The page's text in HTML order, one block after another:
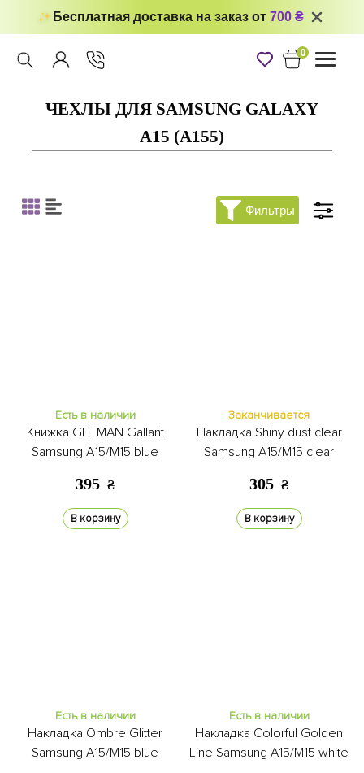
Бесплатная доставка на заказ от 700 ₴
0
Toggle
ЧЕХЛЫ ДЛЯ SAMSUNG GALAXY
A15 (A155)
Фильтры
Есть в наличии
Книжка GETMAN Gallant
Samsung A15/M15 blue
395 ₴
В корзину
Заканчивается
Накладка Shiny dust clear
Samsung A15/M15 clear
305 ₴
В корзину
Есть в наличии
Накладка Ombre Glitter
Samsung A15/M15 blue
Есть в наличии
Накладка Colorful Golden
Line Samsung A15/M15 white